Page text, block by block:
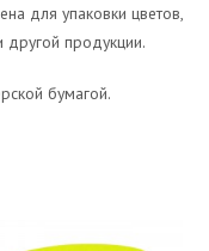
для упаковки цветов,
другой продукции.
бумагой.